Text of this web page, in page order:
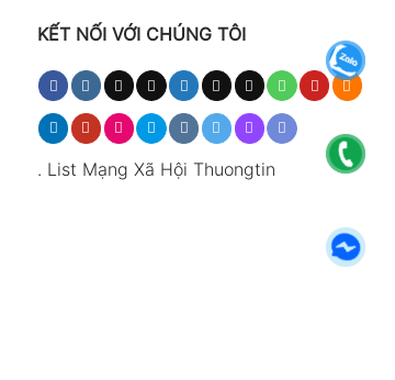
KẾT NỐI VỚI CHÚNG TÔI
. List Mạng Xã Hội Thuongtin